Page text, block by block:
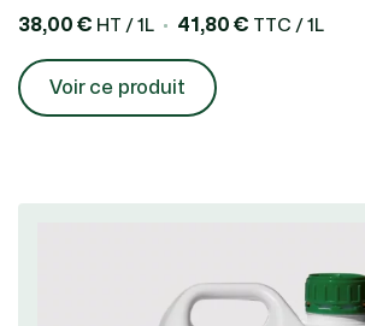
38,00 € HT / 1L 41,80 € TTC / 1L
Voir ce produit